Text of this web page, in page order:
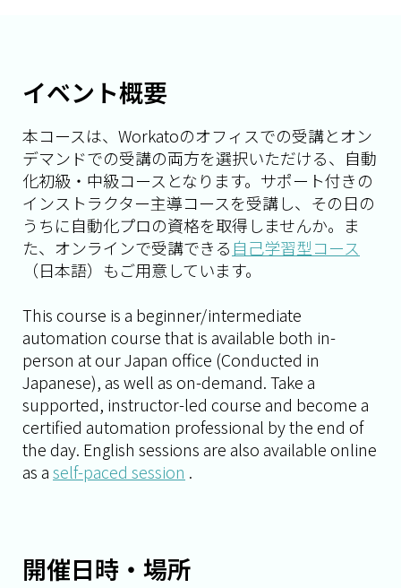
イベント概要
本コースは、Workatoのオフィスでの受講とオン
デマンドでの受講の両方を選択いただける、自動
化初級・中級コースとなります。サポート付きの
インストラクター主導コースを受講し、その日の
うちに自動化プロの資格を取得しませんか。ま
た、オンラインで受講できる自己学習型コース
（日本語）もご用意しています。
This course is a beginner/intermediate
automation course that is available both in-
person at our Japan office (Conducted in
Japanese), as well as on-demand. Take a
supported, instructor-led course and become a
certified automation professional by the end of
the day. English sessions are also available online
as aself-paced session .
開催日時・場所